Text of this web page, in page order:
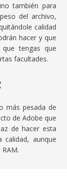
también para
del archivo,
calidad
hacer y que
tengas que
facultades.
más pesada de
de Adobe que
de hacer esta
aunque